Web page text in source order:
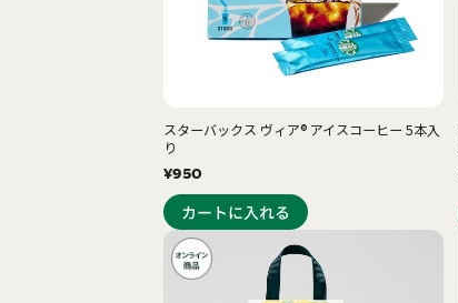
スターバックス ヴィア® アイスコーヒー 5本入
り
¥950